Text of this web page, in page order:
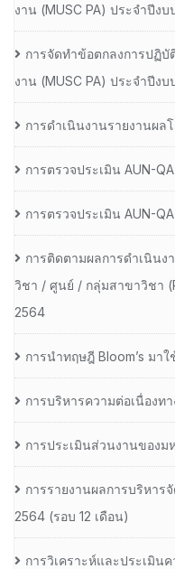
งาน (MUSC PA) ประจำปีง
การจัดทำข้อตกลงการปฏิ
งาน (MUSC PA) ประจำปีง
การดำเนินงานรายงานผล
การตรวจประเมิน AUN-
การตรวจประเมิน AUN-
การติดตามผลการดำเนิน
วิชา / ศูนย์ / กลุ่มสาขาวิชา
2564
การนำทฤษฎี Bloom’s มา
การบริหารความต่อเนื่องท
การประเมินส่วนงานของ
การรายงานผลการบริหาร
2564 (รอบ 12 เดือน)
การวิเคราะห์และประเมิน